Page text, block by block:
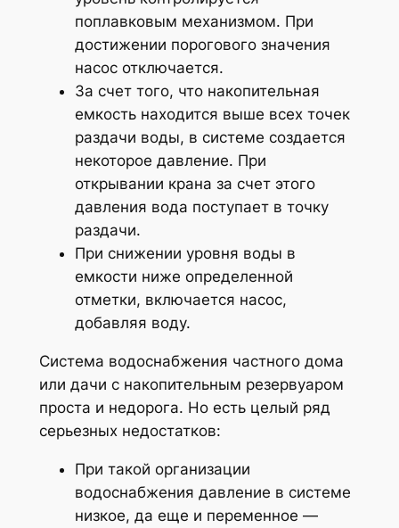
поплавковым механизмом. При
достижении порогового значения
насос отключается.
За счет того, что накопительная
емкость находится выше всех точек
раздачи воды, в системе создается
некоторое давление. При
открывании крана за счет этого
давления вода поступает в точку
раздачи.
При снижении уровня воды в
емкости ниже определенной
отметки, включается насос,
добавляя воду.
Система водоснабжения частного дома
или дачи с накопительным резервуаром
проста и недорога. Но есть целый ряд
серьезных недостатков:
При такой организации
водоснабжения давление в системе
низкое, да еще и переменное —